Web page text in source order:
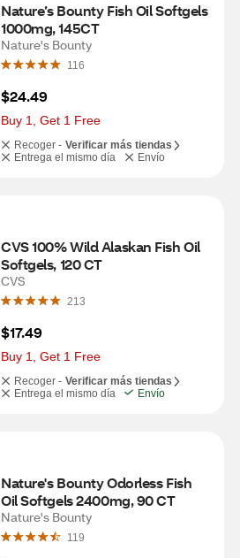
Nature’s Bounty Fish Oil Softgels
1000mg, 145CT
Nature's Bounty
116
$24.49
Buy 1, Get 1 Free
Recoger - Verificar más tiendas
Entrega el mismo día
Envío
CVS 100% Wild Alaskan Fish Oil
Softgels, 120 CT
CVS
213
$17.49
Buy 1, Get 1 Free
Recoger - Verificar más tiendas
Entrega el mismo día
Envío
Nature's Bounty Odorless Fish
Oil Softgels 2400mg, 90 CT
Nature's Bounty
119